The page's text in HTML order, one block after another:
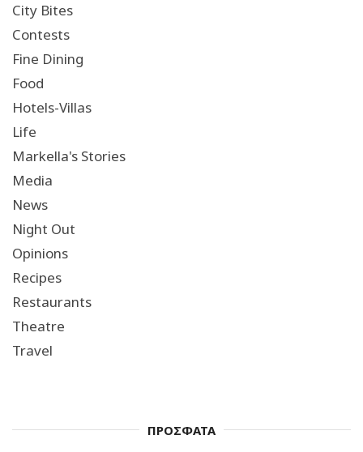
City Bites
Contests
Fine Dining
Food
Hotels-Villas
Life
Markella's Stories
Media
News
Night Out
Opinions
Recipes
Restaurants
Theatre
Travel
ΠΡΟΣΦΑΤΑ